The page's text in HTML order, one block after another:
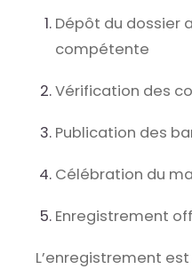
Dépôt du dossier
compétente
Vérification des
Publication des
Célébration du
Enregistrement
L’enregistrement